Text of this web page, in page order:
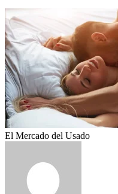
El Mercado del Usado